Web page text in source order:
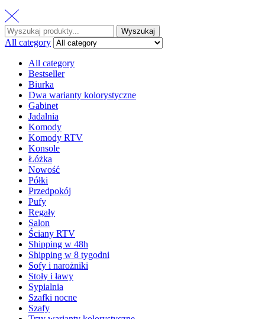
Wyszukaj
All category
All category
Bestseller
Biurka
Dwa warianty kolorystyczne
Gabinet
Jadalnia
Komody
Komody RTV
Konsole
Łóżka
Nowość
Półki
Przedpokój
Pufy
Regały
Salon
Ściany RTV
Shipping w 48h
Shipping w 8 tygodni
Sofy i narożniki
Stoły i ławy
Sypialnia
Szafki nocne
Szafy